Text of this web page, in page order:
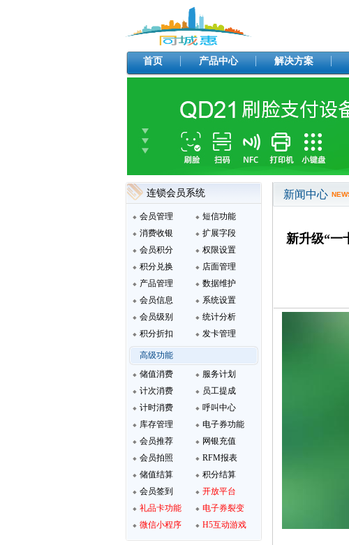
首页 产品中心 解决方案
连锁会员系统
会员管理
消费收银
会员积分
积分兑换
产品管理
会员信息
会员级别
积分折扣
短信功能
扩展字段
权限设置
店面管理
数据维护
系统设置
统计分析
发卡管理
高级功能
储值消费
计次消费
计时消费
库存管理
会员推荐
会员拍照
储值结算
会员签到
礼品卡功能
微信小程序
服务计划
员工提成
呼叫中心
电子券功能
网银充值
RFM报表
积分结算
开放平台
电子券裂变
H5互动游戏
新闻中心
新升级“一